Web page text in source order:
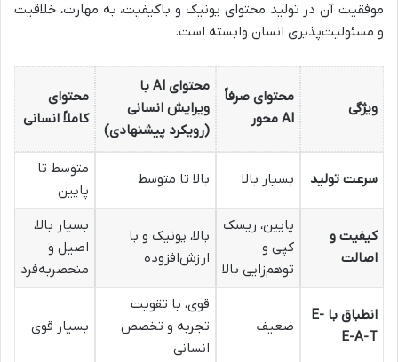
موفقیت آن در تولید محتوای یونیک و باکیفیت، به مهارت، خلاقیت
و مسئولیت‌پذیری انسان وابسته است.
ویژگی
محتوای صرفاً
AI محور
محتوای AI با
ویرایش انسانی
(رویکرد پیشنهادی)
محتوای
کاملاً انسانی
سرعت تولید بسیار بالا بالا تا متوسط
متوسط تا
پایین
کیفیت و
اصالت
پایین، ریسک
کپی و
توهم‌زایی بالا
بالا، یونیک و با
ارزش‌افزوده
بسیار بالا،
اصیل و
منحصربه‌فرد
انطباق با E-
E-A-T
ضعیف
قوی، با تقویت
تجربه و تخصص
انسانی
بسیار قوی